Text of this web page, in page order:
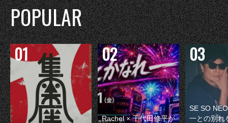
POPULAR
Rachel × 千代田修平が
SE SO
一との別れ